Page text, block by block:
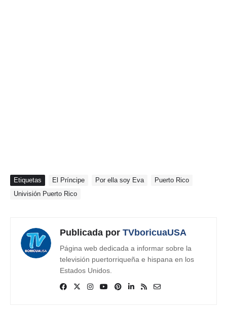
Etiquetas El Príncipe Por ella soy Eva
Puerto Rico
Univisión Puerto Rico
Publicada por TVboricuaUSA
Página web dedicada a informar sobre la
televisión puertorriqueña e hispana en los
Estados Unidos.